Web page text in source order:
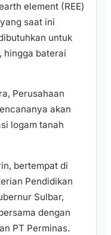
element (REE)
saat ini
untuk
hingga baterai
Perusahaan
akan
logam tanah
bertempat di
Pendidikan
Sulbar,
dengan
PT Perminas.